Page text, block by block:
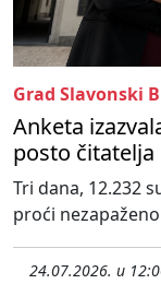
Grad Slavonski
Anketa
posto
Tri dana, 12.232
proći
24.07.2026. u